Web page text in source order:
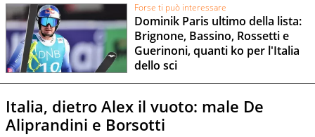
Forse ti può interessare
Dominik Paris ultimo della lista:
Brignone, Bassino, Rossetti e
Guerinoni, quanti ko per l'Italia
dello sci
Italia, dietro Alex il vuoto: male De
Aliprandini e Borsotti